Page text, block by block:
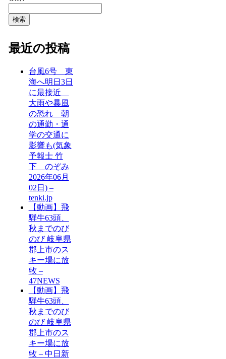
検索
最近の投稿
台風6号 東
海へ明日3日
に最接近
大雨や暴風
の恐れ 朝
の通勤・通
学の交通に
影響も(気象
予報士 竹
下 のぞみ
2026年06月
02日) –
tenki.jp
【動画】飛
騨牛63頭、
秋までのび
のび 岐阜県
郡上市のス
キー場に放
牧 –
47NEWS
【動画】飛
騨牛63頭、
秋までのび
のび 岐阜県
郡上市のス
キー場に放
牧 – 中日新